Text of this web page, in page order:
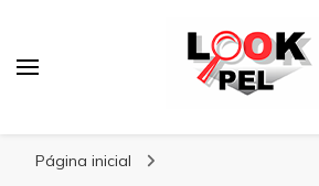
Página inicial